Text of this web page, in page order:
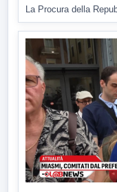
La Procura della